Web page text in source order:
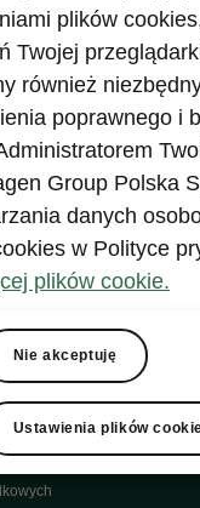
plików
Twojej
również
poprawnego i
Group Polska
danych
w Polityce
plików cookie.
Nie akceptuję
Ustawienia plików